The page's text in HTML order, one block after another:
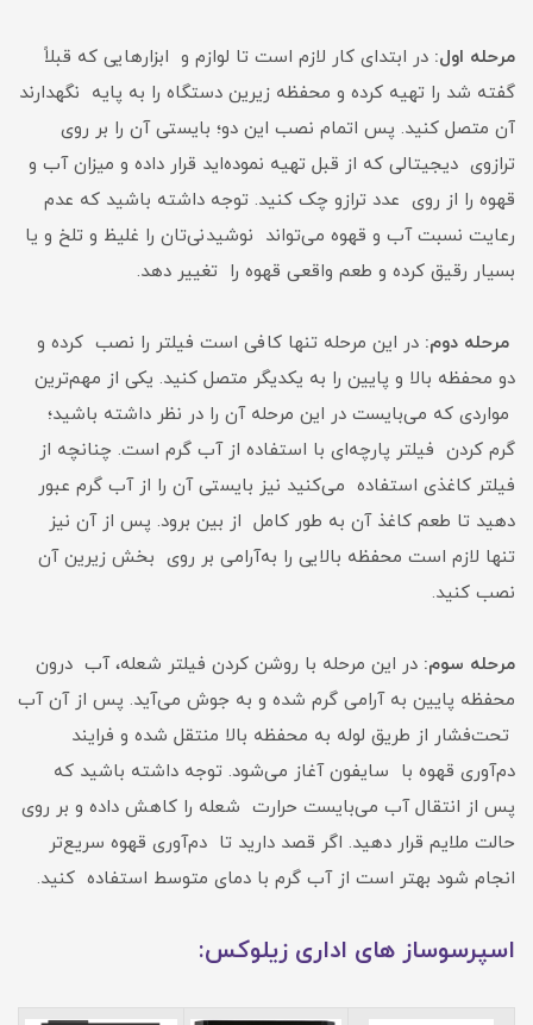
مرحله اول: در ابتدای کار لازم است تا لوازم و ابزارهایی که قبلاً
گفته شد را تهیه کرده و محفظه زیرین دستگاه را به پایه نگهدارند
آن متصل کنید. پس اتمام نصب این دو؛ بایستی آن را بر روی
ترازوی دیجیتالی که از قبل تهیه نموده‌اید قرار داده و میزان آب و
قهوه را از روی عدد ترازو چک کنید. توجه داشته باشید که عدم
رعایت نسبت آب و قهوه می‌تواند نوشیدنی‌تان را غلیظ و تلخ و یا
بسیار رقیق کرده و طعم واقعی قهوه را تغییر دهد.
مرحله دوم: در این مرحله تنها کافی است فیلتر را نصب ‌کرده و
دو محفظه بالا و پایین را به یکدیگر متصل کنید. یکی از مهم‌ترین
مواردی که می‌بایست در این مرحله آن را در نظر داشته باشید؛
گرم ‌کردن فیلتر پارچه‌ای با استفاده از آب گرم است. چنانچه از
فیلتر کاغذی استفاده می‌کنید نیز بایستی آن را از آب گرم عبور
دهید تا طعم کاغذ آن به طور کامل از بین برود. پس از آن نیز
تنها لازم است محفظه بالایی را به‌آرامی بر روی بخش زیرین آن
نصب کنید.
مرحله سوم: در این مرحله با روشن ‌کردن فیلتر شعله، آب درون
محفظه پایین به ‌آرامی گرم شده و به جوش می‌آید. پس از آن آب
تحت‌فشار از طریق لوله به محفظه بالا منتقل شده و فرایند
دم‌آوری قهوه با سایفون آغاز می‌شود. توجه داشته باشید که
پس از انتقال آب می‌بایست حرارت شعله را کاهش داده و بر روی
حالت ملایم قرار دهید. اگر قصد دارید تا دم‌آوری قهوه سریع‌تر
انجام شود بهتر است از آب گرم با دمای متوسط استفاده کنید.
اسپرسوساز های اداری زیلوکس: